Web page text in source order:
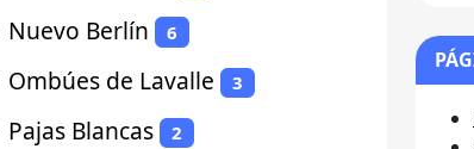
Nuevo Berlín 6
Ombúes de Lavalle 3
Pajas Blancas 2